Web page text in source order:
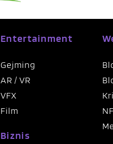
Entertainment
Gejming
AR / VR
VFX
Film
Biznis